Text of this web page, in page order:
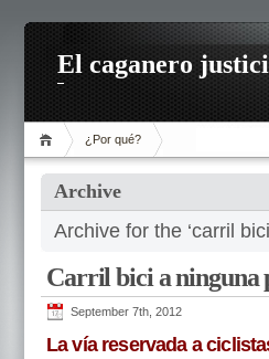
El caganero
¿Por qué?
Archive
Archive for the ‘carril
Carril bici a ninguna
September 7th, 2012
La vía reservada a